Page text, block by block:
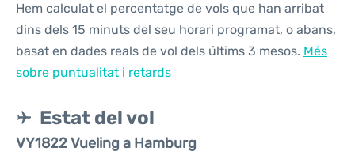
Hem calculat el percentatge de vols que han arribat
dins dels 15 minuts del seu horari programat, o abans,
basat en dades reals de vol dels últims 3 mesos. Més
sobre puntualitat i retards
Estat del vol
VY1822 Vueling a Hamburg